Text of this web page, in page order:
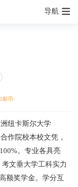
导航
新币
纽卡斯尔大学
作院校本校文凭，
。专业各具亮
文垂大学工科实力
额奖学金。学分互